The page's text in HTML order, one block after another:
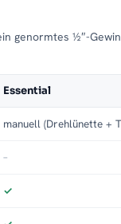
genormtes ½″-
Essential
manuell (Drehlünette +
–
✓